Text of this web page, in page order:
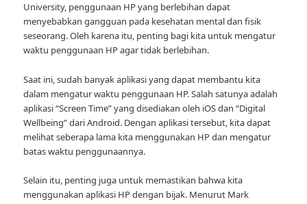
University, penggunaan HP yang berlebihan dapat
menyebabkan gangguan pada kesehatan mental dan fisik
seseorang. Oleh karena itu, penting bagi kita untuk mengatur
waktu penggunaan HP agar tidak berlebihan.
Saat ini, sudah banyak aplikasi yang dapat membantu kita
dalam mengatur waktu penggunaan HP. Salah satunya adalah
aplikasi “Screen Time” yang disediakan oleh iOS dan “Digital
Wellbeing” dari Android. Dengan aplikasi tersebut, kita dapat
melihat seberapa lama kita menggunakan HP dan mengatur
batas waktu penggunaannya.
Selain itu, penting juga untuk memastikan bahwa kita
menggunakan aplikasi HP dengan bijak. Menurut Mark